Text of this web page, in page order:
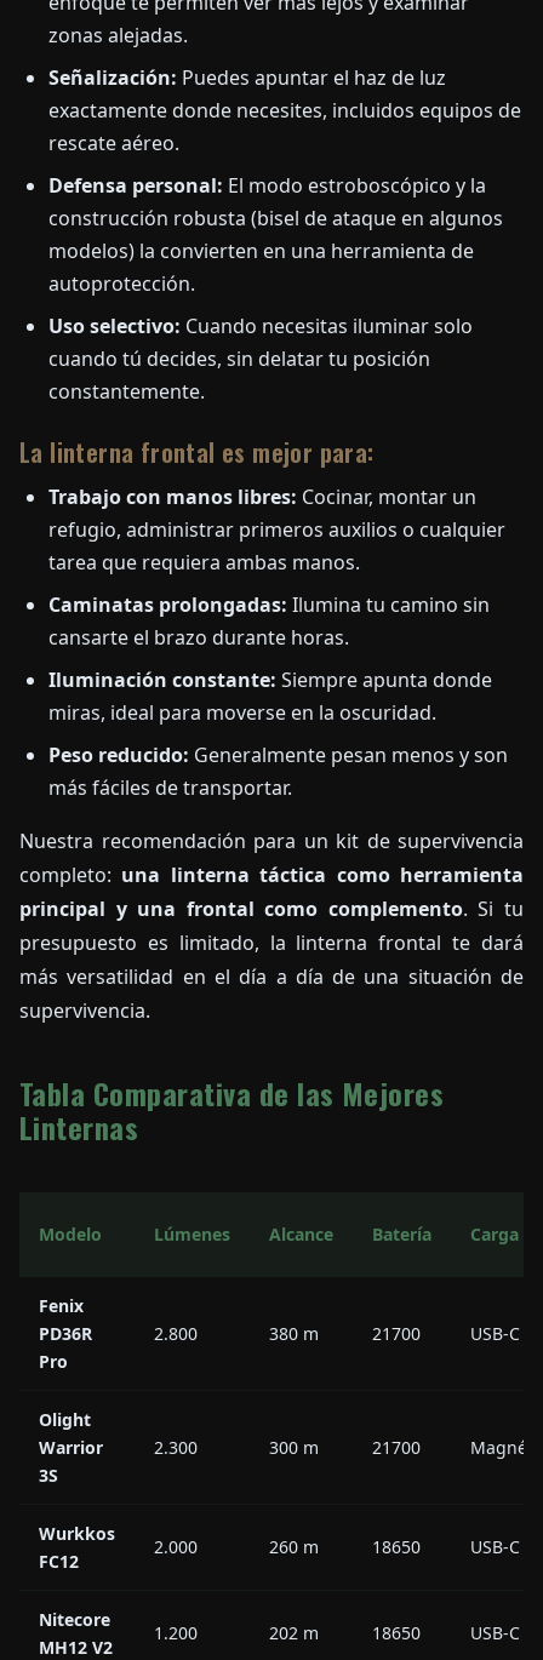
zonas alejadas.
Señalización: Puedes apuntar el haz de luz
exactamente donde necesites, incluidos equipos de
rescate aéreo.
Defensa personal: El modo estroboscópico y la
construcción robusta (bisel de ataque en algunos
modelos) la convierten en una herramienta de
autoprotección.
Uso selectivo: Cuando necesitas iluminar solo
cuando tú decides, sin delatar tu posición
constantemente.
La linterna frontal es mejor para:
Trabajo con manos libres: Cocinar, montar un
refugio, administrar primeros auxilios o cualquier
tarea que requiera ambas manos.
Caminatas prolongadas: Ilumina tu camino sin
cansarte el brazo durante horas.
Iluminación constante: Siempre apunta donde
miras, ideal para moverse en la oscuridad.
Peso reducido: Generalmente pesan menos y son
más fáciles de transportar.
Nuestra recomendación para un kit de supervivencia
completo: una linterna táctica como herramienta
principal y una frontal como complemento. Si tu
presupuesto es limitado, la linterna frontal te dará
más versatilidad en el día a día de una situación de
supervivencia.
Tabla Comparativa de las Mejores
Linternas
Modelo Lúmenes Alcance Batería Carga
Fenix
PD36R
Pro
2.800 380 m 21700 USB-C
Olight
Warrior
3S
2.300 300 m 21700
Wurkkos
FC12
2.000 260 m 18650 USB-C
Nitecore
MH12 V2
1.200 202 m 18650 USB-C